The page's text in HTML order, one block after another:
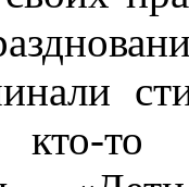
кто-то